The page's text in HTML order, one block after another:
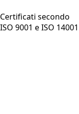
Certificati secondo
ISO 9001 e ISO 14001